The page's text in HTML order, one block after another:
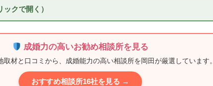
クで開く）
成婚力の高いお勧め相談所を見る
取材と口コミから、成婚能力の高い相談所を岡田が厳選しています。
おすすめ相談所16社を見る →